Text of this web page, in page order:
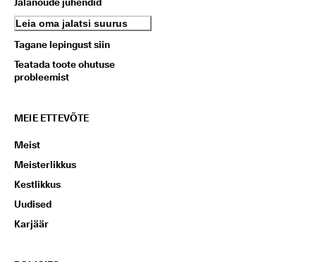
Leia oma jalatsi suurus
Tagane lepingust siin
Teatada toote ohutuse
probleemist
MEIE ETTEVÕTE
Meist
Meisterlikkus
Kestlikkus
Uudised
Karjäär